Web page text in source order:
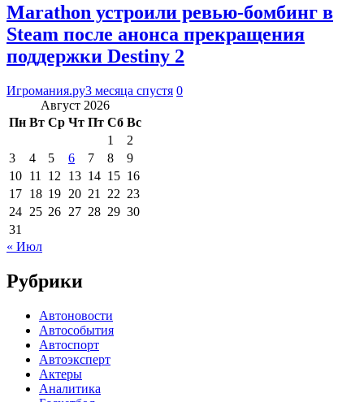
Marathon устроили ревью-бомбинг в
Steam после анонса прекращения
поддержки Destiny 2
Игромания.ру3 месяца спустя 0
Август 2026
Пн Вт Ср Чт Пт Сб Вс
1
2
3
4 5 6 7 8
9
10 11 12 13 14 15 16
17 18 19 20 21 22 23
24 25 26 27 28 29 30
31
« Июл
Рубрики
Автоновости
Автособытия
Автоспорт
Автоэксперт
Актеры
Аналитика